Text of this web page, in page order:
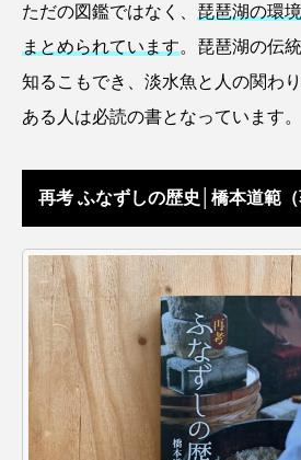
カワバタモロコ カワムツ
キビナゴ キュウリエソ
クサガメ クジラ クニ
クモギンポ クラゲ ク
クロスジギンポ クロソイ
クロツラヘラサギ クロマグロ
ただの図鑑ではなく、 琵琶湖の環
まとめられています。琵琶湖の伝
知るこもでき、淡水魚と人の関わ
ある人は必読の書となっています。
再考 ふなずしの歴史│橋本道範（